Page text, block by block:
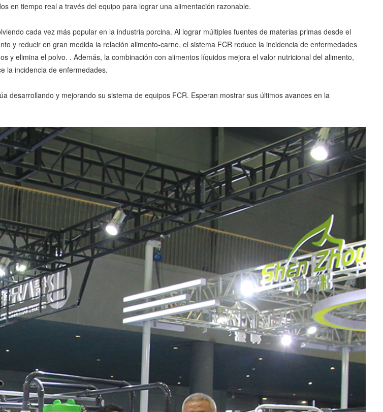
en tiempo real a través del equipo para lograr una alimentación razonable.
cada vez más popular en la industria porcina. Al lograr múltiples fuentes de materias primas desde el
y reducir en gran medida la relación alimento-carne, el sistema FCR reduce la incidencia de enfermedades
y elimina el polvo. . Además, la combinación con alimentos líquidos mejora el valor nutricional del alimento,
la incidencia de enfermedades.
desarrollando y mejorando su sistema de equipos FCR. Esperan mostrar sus últimos avances en la